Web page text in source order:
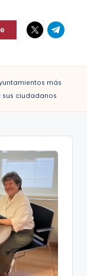
Elemento
del
Elemento
del
más
ciudadanos